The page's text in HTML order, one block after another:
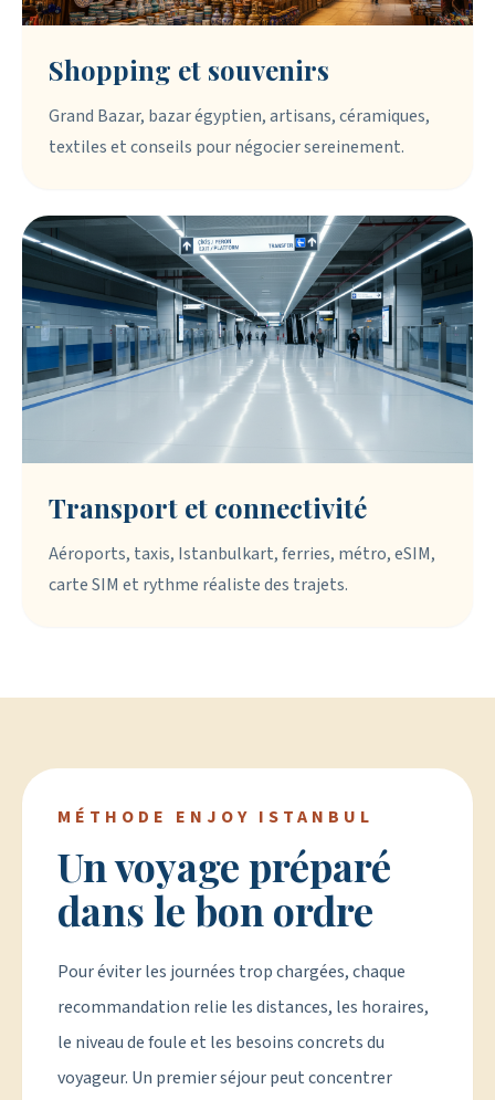
Shopping et souvenirs
Grand Bazar, bazar égyptien, artisans, céramiques,
textiles et conseils pour négocier sereinement.
Transport et connectivité
Aéroports, taxis, Istanbulkart, ferries, métro, eSIM,
carte SIM et rythme réaliste des trajets.
MÉTHODE ENJOY ISTANBUL
Un voyage préparé
dans le bon ordre
Pour éviter les journées trop chargées, chaque
recommandation relie les distances, les horaires,
le niveau de foule et les besoins concrets du
voyageur. Un premier séjour peut concentrer